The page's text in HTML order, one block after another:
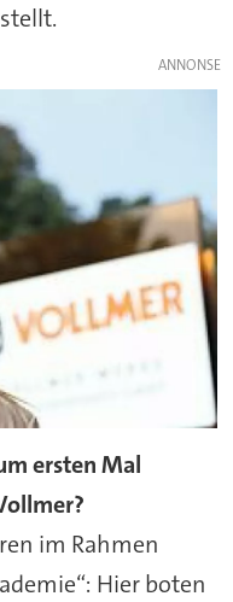
ersten Mal
im Rahmen
Hier boten